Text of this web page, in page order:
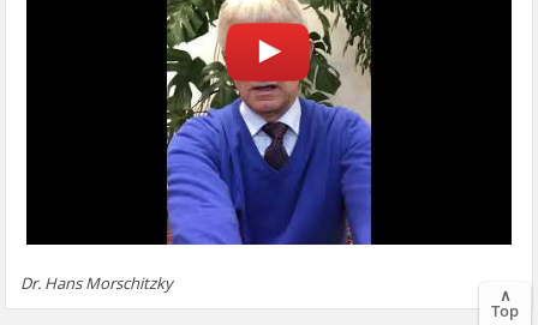
Dr. Hans Morschitzky
∧
Top